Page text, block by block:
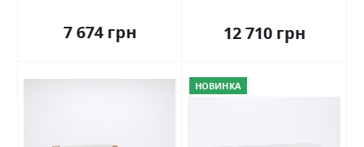
7 674 грн 12 710 грн
НОВИНКА